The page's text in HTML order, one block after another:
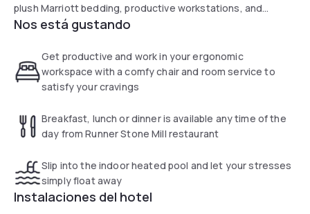
plush Marriott bedding, productive workstations, and
Concierge Lounge access in select accommodations. Head
lobby for craft drinks, satisfying farm-to-table cuisine, and
scenic views of our lush outdoor courtyard. Stock up on
snacks and other essentials before check-out at our 24-
staying with us, enjoy a relaxing retreat near PIT at the
Pittsburgh Airport Marriott.
Nos está gustando
Get productive and work in your ergonomic
workspace with a comfy chair and room service to
satisfy your cravings
Breakfast, lunch or dinner is available any time of the
day from Runner Stone Mill restaurant
Slip into the indoor heated pool and let your stresses
simply float away
Instalaciones del hotel